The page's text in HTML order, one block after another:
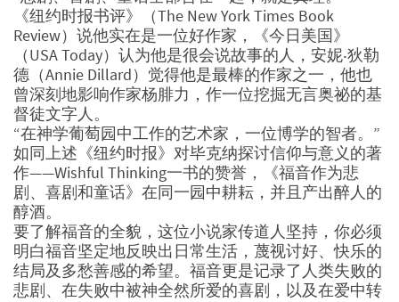
《纽约时报书评》（The New York Times Book
Review）说他实在是一位好作家，《今日美国》
（USA Today）认为他是很会说故事的人，安妮‧狄勒
德（Annie Dillard）觉得他是最棒的作家之一，他也
曾深刻地影响作家杨腓力，作一位挖掘无言奥祕的基
督徒文字人。
“在神学葡萄园中工作的艺术家，一位博学的智者。”
如同上述《纽约时报》对毕克纳探讨信仰与意义的著
作——Wishful Thinking一书的赞誉，《福音作为悲
剧、喜剧和童话》在同一园中耕耘，并且产出醉人的
醇酒。
要了解福音的全貌，这位小说家传道人坚持，你必须
明白福音坚定地反映出日常生活，蔑视讨好、快乐的
结局及多愁善感的希望。福音更是记录了人类失败的
悲剧、在失败中被神全然所爱的喜剧，以及在爱中转